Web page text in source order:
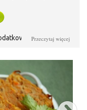
jego atutem
Pycha!!!
Przeczytaj więcej